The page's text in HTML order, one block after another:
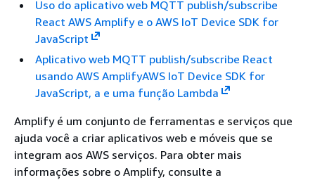
Uso do aplicativo web MQTT publish/subscribe
React AWS Amplify e o AWS IoT Device SDK for
JavaScript
Aplicativo web MQTT publish/subscribe React
usando AWS AmplifyAWS IoT Device SDK for
JavaScript, a e uma função Lambda
Amplify é um conjunto de ferramentas e serviços que
ajuda você a criar aplicativos web e móveis que se
integram aos AWS serviços. Para obter mais
informações sobre o Amplify, consulte a